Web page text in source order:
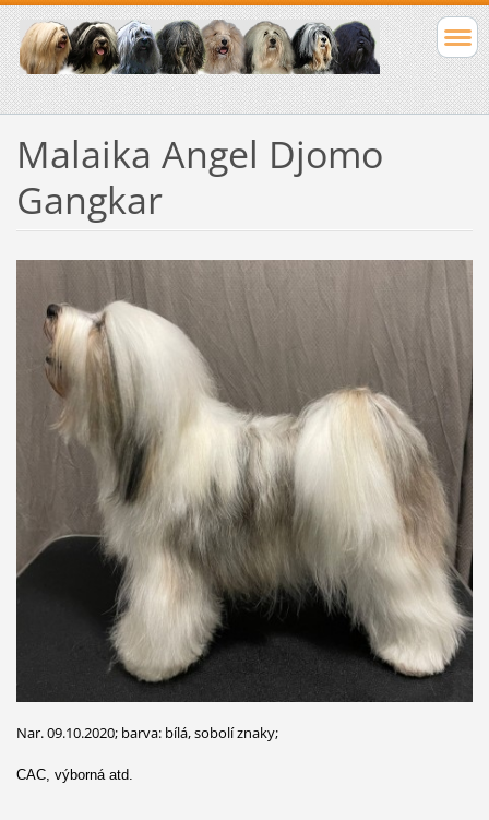
Malaika Angel Djomo
Gangkar
Nar. 09.10.2020; barva: bílá, sobolí znaky;
CAC, výborná atd.